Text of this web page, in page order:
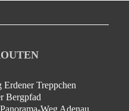
Erdener Treppchen
Bergpfad